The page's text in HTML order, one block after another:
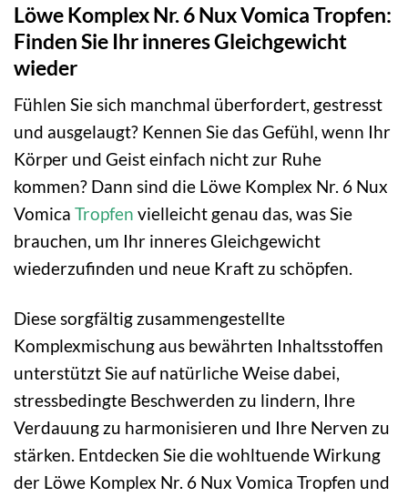
Löwe Komplex Nr. 6 Nux Vomica Tropfen:
Finden Sie Ihr inneres Gleichgewicht
wieder
Fühlen Sie sich manchmal überfordert, gestresst
und ausgelaugt? Kennen Sie das Gefühl, wenn Ihr
Körper und Geist einfach nicht zur Ruhe
kommen? Dann sind die Löwe Komplex Nr. 6 Nux
Vomica Tropfen vielleicht genau das, was Sie
brauchen, um Ihr inneres Gleichgewicht
wiederzufinden und neue Kraft zu schöpfen.
Diese sorgfältig zusammengestellte
Komplexmischung aus bewährten Inhaltsstoffen
unterstützt Sie auf natürliche Weise dabei,
stressbedingte Beschwerden zu lindern, Ihre
Verdauung zu harmonisieren und Ihre Nerven zu
stärken. Entdecken Sie die wohltuende Wirkung
der Löwe Komplex Nr. 6 Nux Vomica Tropfen und